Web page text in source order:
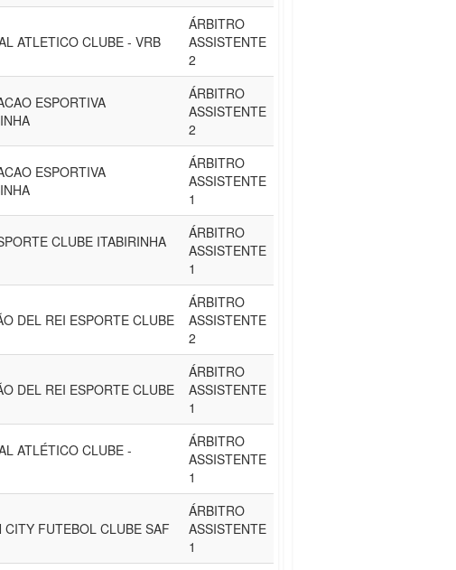
ATLETICO CLUBE - VRB
ÁRBITRO
ASSISTENTE
2
ESPORTIVA
ÁRBITRO
ASSISTENTE
2
ESPORTIVA
ÁRBITRO
ASSISTENTE
1
CLUBE ITABIRINHA
ÁRBITRO
ASSISTENTE
1
DEL REI ESPORTE CLUBE
ÁRBITRO
ASSISTENTE
2
DEL REI ESPORTE CLUBE
ÁRBITRO
ASSISTENTE
1
ATLÉTICO CLUBE -
ÁRBITRO
ASSISTENTE
1
CITY FUTEBOL CLUBE SAF
ÁRBITRO
ASSISTENTE
1